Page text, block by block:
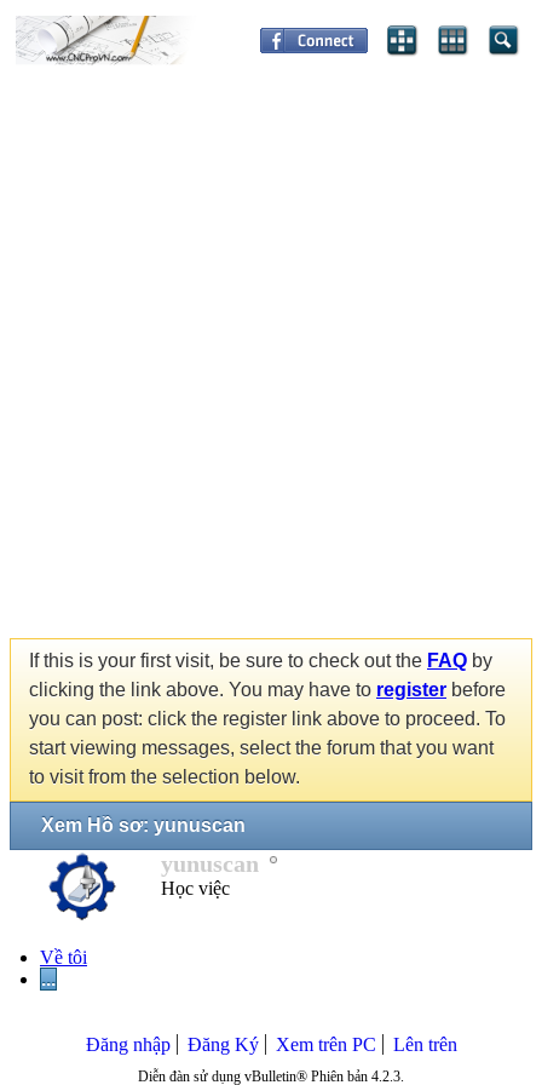
If this is your first visit, be sure to check out the FAQ by
clicking the link above. You may have to register before
you can post: click the register link above to proceed. To
start viewing messages, select the forum that you want
to visit from the selection below.
Xem Hồ sơ: yunuscan
yunuscan
Học việc
Về tôi
...
Đăng nhập Đăng Ký Xem trên PC Lên trên
Diễn đàn sử dụng vBulletin® Phiên bản 4.2.3.